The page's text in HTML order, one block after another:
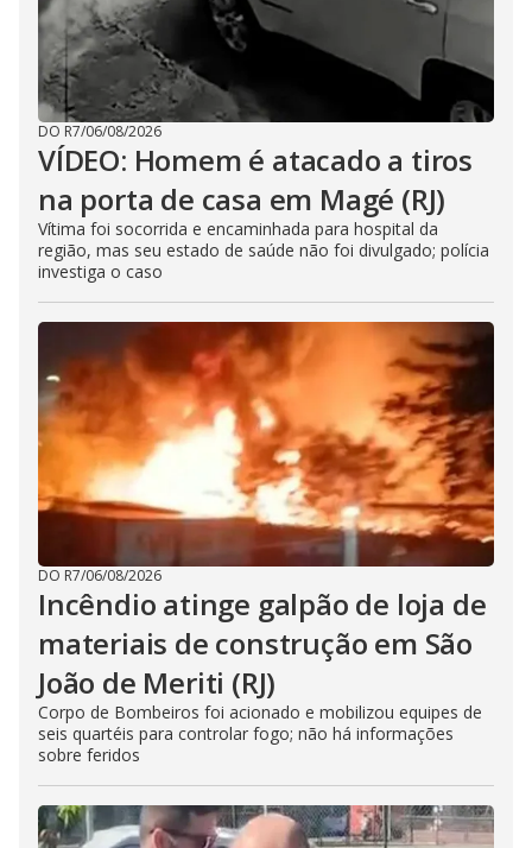
DO R7/06/08/2026
VÍDEO: Homem é atacado a tiros
na porta de casa em Magé (RJ)
Vítima foi socorrida e encaminhada para hospital da
região, mas seu estado de saúde não foi divulgado; polícia
investiga o caso
DO R7/06/08/2026
Incêndio atinge galpão de loja de
materiais de construção em São
João de Meriti (RJ)
Corpo de Bombeiros foi acionado e mobilizou equipes de
seis quartéis para controlar fogo; não há informações
sobre feridos